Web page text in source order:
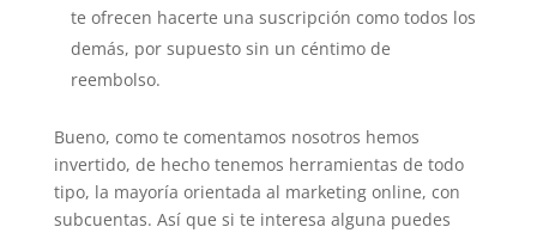
te ofrecen hacerte una suscripción como todos los
demás, por supuesto sin un céntimo de
reembolso.
Bueno, como te comentamos nosotros hemos
invertido, de hecho tenemos herramientas de todo
tipo, la mayoría orientada al marketing online, con
subcuentas. Así que si te interesa alguna puedes